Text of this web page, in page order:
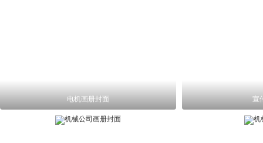
电机画册封面 宣